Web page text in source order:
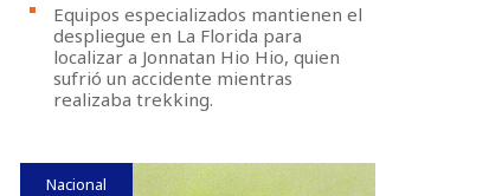
Equipos especializados mantienen el
despliegue en La Florida para
localizar a Jonnatan Hio Hio, quien
sufrió un accidente mientras
realizaba trekking.
Nacional